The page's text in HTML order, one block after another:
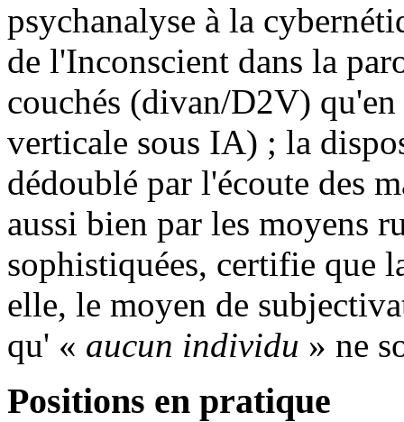
psychanalyse à la
de l'Inconscient dans la
couchés (divan/D2V)
verticale sous IA) ; la
dédoublé par l'écoute des
aussi bien par les moyens
sophistiquées, certifie que
elle, le moyen de
qu' « aucun individu » ne
Positions en pratique